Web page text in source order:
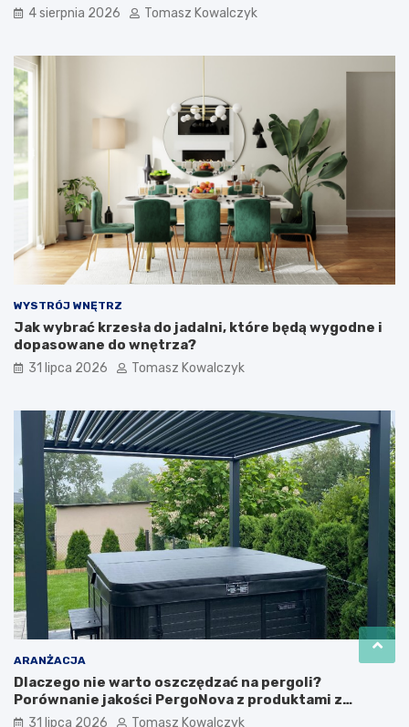
4 sierpnia 2026 Tomasz Kowalczyk
WYSTRÓJ WNĘTRZ
Jak wybrać krzesła do jadalni, które będą wygodne i
dopasowane do wnętrza?
31 lipca 2026 Tomasz Kowalczyk
ARANŻACJA
Dlaczego nie warto oszczędzać na pergoli?
Porównanie jakości PergoNova z produktami z
marketu
31 lipca 2026 Tomasz Kowalczyk